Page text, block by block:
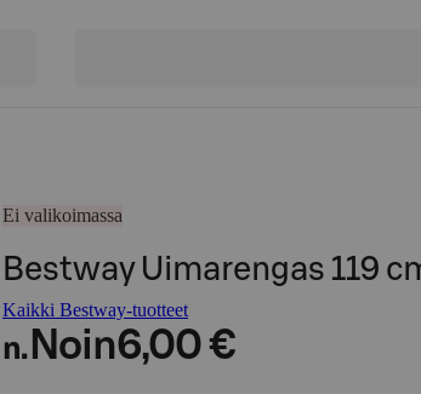
Ei valikoimassa
Bestway Uimarengas 119
Kaikki Bestway-tuotteet
n. Noin6,00 €